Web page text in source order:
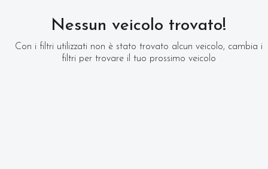
Nessun veicolo trovato!
Con i filtri utilizzati non è stato trovato alcun veicolo, cambia i
filtri per trovare il tuo prossimo veicolo